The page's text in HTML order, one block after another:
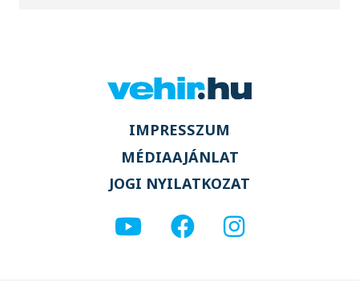
IMPRESSZUM
MÉDIAAJÁNLAT
JOGI NYILATKOZAT